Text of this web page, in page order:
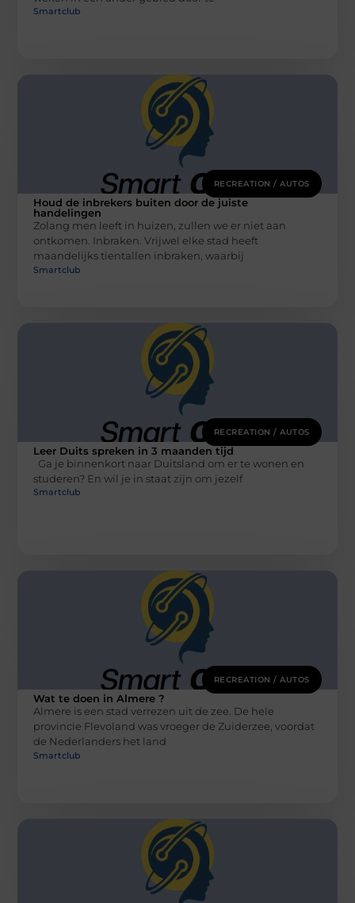
Smartclub
RECREATION / AUTOS
Houd de inbrekers buiten door de juiste
handelingen
Zolang men leeft in huizen, zullen we er niet aan
ontkomen. Inbraken. Vrijwel elke stad heeft
maandelijks tientallen inbraken, waarbij
Smartclub
RECREATION / AUTOS
Leer Duits spreken in 3 maanden tijd
Ga je binnenkort naar Duitsland om er te wonen en
studeren? En wil je in staat zijn om jezelf
Smartclub
RECREATION / AUTOS
Wat te doen in Almere ?
Almere is een stad verrezen uit de zee. De hele
provincie Flevoland was vroeger de Zuiderzee, voordat
de Nederlanders het land
Smartclub